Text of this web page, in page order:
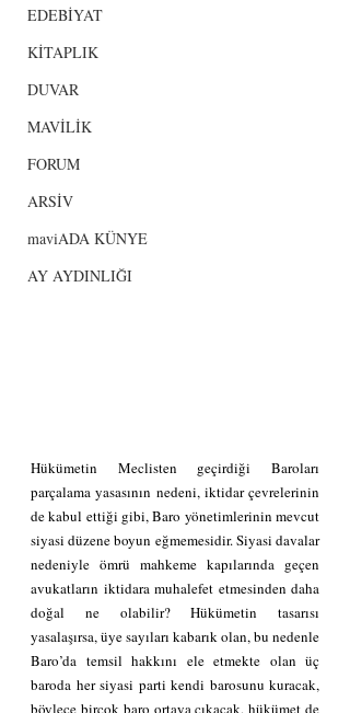
EDEBİYAT
KİTAPLIK
DUVAR
MAVİLİK
FORUM
ARSİV
maviADA KÜNYE
AY AYDINLIĞI
Hükümetin Meclisten geçirdiği Baroları
parçalama yasasının nedeni, iktidar çevrelerinin
de kabul ettiği gibi, Baro yönetimlerinin mevcut
siyasi düzene boyun eğmemesidir. Siyasi davalar
nedeniyle ömrü mahkeme kapılarında geçen
avukatların iktidara muhalefet etmesinden daha
doğal ne olabilir? Hükümetin tasarısı
yasalaşırsa, üye sayıları kabarık olan, bu nedenle
Baro’da temsil hakkını ele etmekte olan üç
baroda her siyasi parti kendi barosunu kuracak,
böylece birçok baro ortaya çıkacak, hükümet de